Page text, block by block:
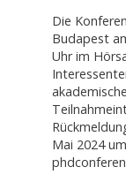
Die
Budapest
Uhr im
Mai 2024